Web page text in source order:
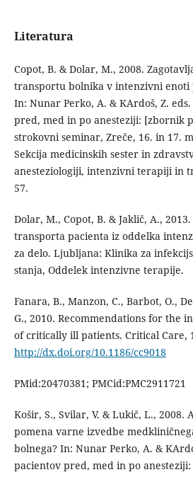
Literatura
Copot, B. & Dolar, M., 2008.
transportu bolnika v intenzivni enoti
In: Nunar Perko, A. & KArdoš, Z.
pred, med in po anesteziji: [zbornik
strokovni seminar, Zreče, 16. in 17.
Sekcija medicinskih sester in
anesteziologiji, intenzivni terapiji in
57.
Dolar, M., Copot, B. & Jaklič, A.,
transporta pacienta iz oddelka
za delo. Ljubljana: Klinika za
stanja, Oddelek intenzivne terapije.
Fanara, B., Manzon, C., Barbot, O.,
G., 2010. Recommendations for the
of critically ill patients. Critical Care,
http://dx.doi.org/10.1186/cc9018
PMid:20470381; PMCid:PMC2911721
Košir, S., Svilar, V. & Lukič, L., 2008.
pomena varne izvedbe
bolnega? In: Nunar Perko, A. &
pacientov pred, med in po